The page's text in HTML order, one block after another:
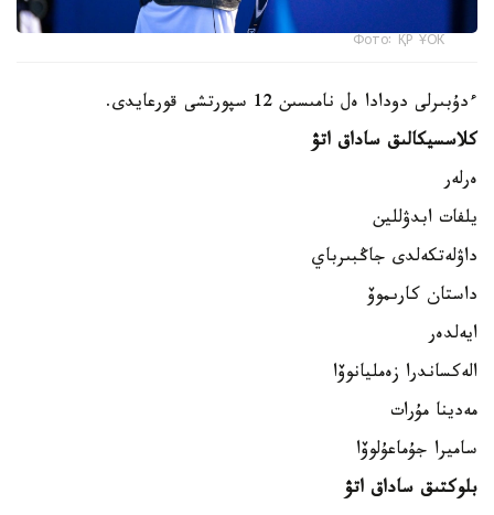
Фото: ҚР ҰОК
ءدۇبىرلى دودادا ەل نامىسىن 12 سپورتشى قورعايدى.
كلاسسيكالىق ساداق اتۋ
ەرلەر
يلفات ابدۋللين
داۋلەتكەلدى جاڭبىرباي
داستان كارىموۆ
ايەلدەر
الەكساندرا زەمليانوۆا
مەدينا مۇرات
ساميرا جۇماعۇلوۆا
بلوكتىق ساداق اتۋ